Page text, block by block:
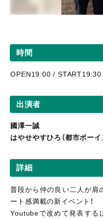
時間
OPEN19:00 / START19:30
出演者
國澤一誠
はやせやすひろ（都市ボーイ
詳細
普段から仲の良い二人が肩
ート感満載の新イベント！
Youtubeで改めて発表する